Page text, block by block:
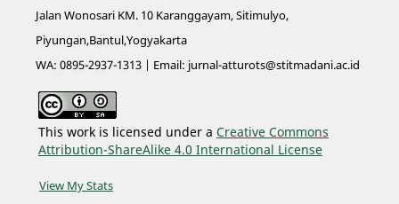
Jalan Wonosari KM. 10 Karanggayam, Sitimulyo,
Piyungan,Bantul,Yogyakarta
WA: 0895-2937-1313 | Email: jurnal-atturots@stitmadani.ac.id
This work is licensed under a Creative Commons
Attribution-ShareAlike 4.0 International License
View My Stats